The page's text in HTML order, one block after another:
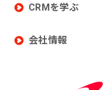
CRMを学ぶ
会社情報